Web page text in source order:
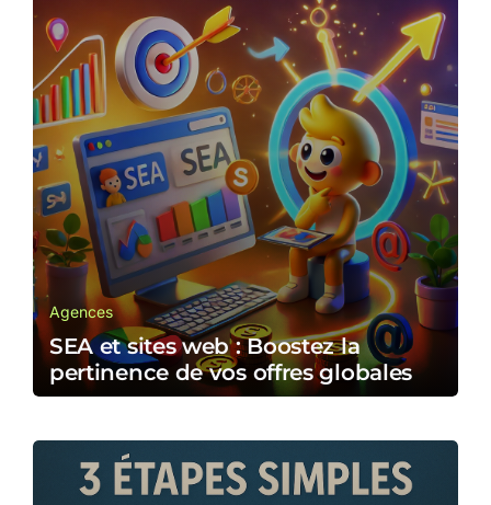
Agences
SEA et sites web : Boostez la
pertinence de vos offres globales